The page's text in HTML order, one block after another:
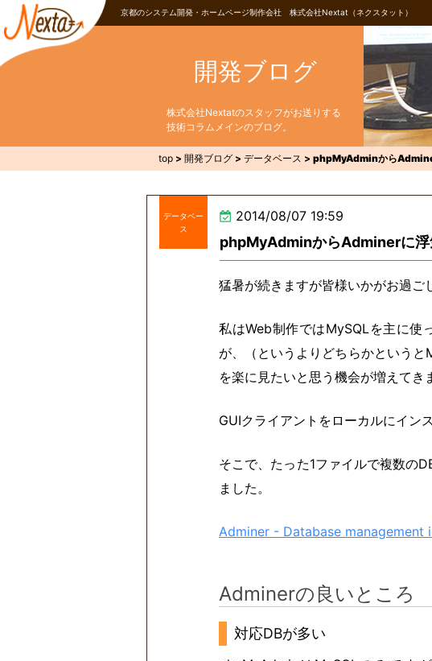
京都のシステム開発・ホームページ制作会社 株式会社Nextat（ネクスタット）
開発ブログ
株式会社Nextatのスタッフがお送りする
技術コラムメインのブログ。
top > 開発ブログ > データベース > phpMyAdminから
データベー
ス
2014/08/07 19:59
phpMyAdminからAdminerに浮
猛暑が続きますが皆様いかがお過
私はWeb制作ではMySQLを主に使
が、（というよりどちらかという
を楽に見たいと思う機会が増えてき
GUIクライアントをローカルにイン
そこで、たった1ファイルで複数の
ました。
Adminer - Database management
Adminerの良いところ
対応DBが多い